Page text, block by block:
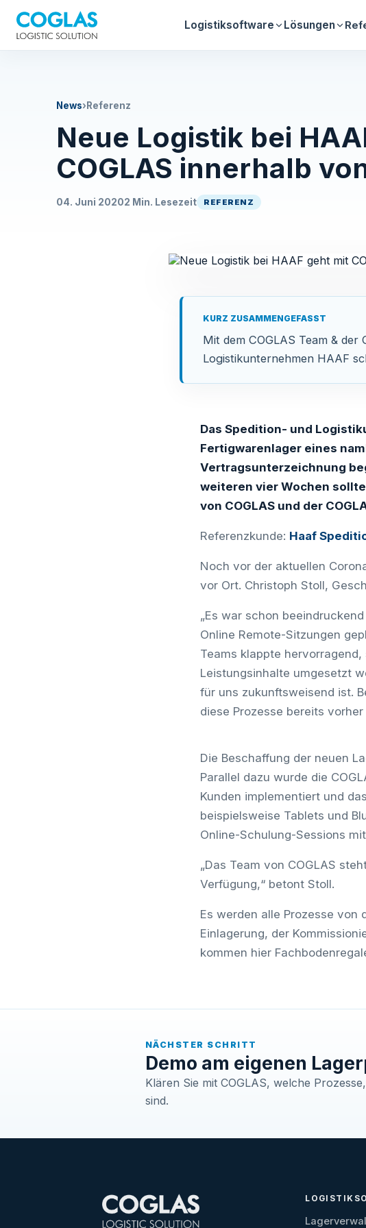
Logistiksoftware Lösungen
News› Referenz
Neue Logistik bei
COGLAS innerhalb
04. Juni 20202 Min. Lesezeit REFERENZ
KURZ ZUSAMMENGEFASST
Mit dem COGLAS Team & der
Logistikunternehmen HAAF
Das Spedition- und
Fertigwarenlager eines
Vertragsunterzeichnung
weiteren vier Wochen
von COGLAS und der
Referenzkunde: Haaf
Noch vor der aktuellen
vor Ort. Christoph Stoll,
„Es war schon
Online Remote-Sitzungen
Teams klappte
Leistungsinhalte umgesetzt
für uns zukunftsweisend ist.
diese Prozesse bereits
Die Beschaffung der neuen
Parallel dazu wurde die
Kunden implementiert und
beispielsweise Tablets und
Online-Schulung-Sessions
„Das Team von COGLAS
Verfügung,“ betont Stoll.
Es werden alle Prozesse von
Einlagerung, der
kommen hier
NÄCHSTER SCHRITT
Demo am eigenen
Klären Sie mit COGLAS, welche
sind.